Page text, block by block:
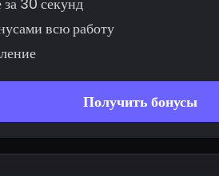
всю работу
Получить бонусы